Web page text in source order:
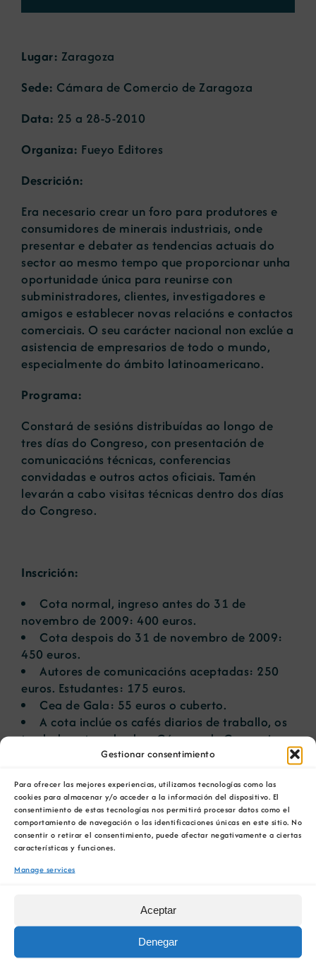
Gestionar consentimiento
Para ofrecer las mejores experiencias, utilizamos tecnologías como las
cookies para almacenar y/o acceder a la información del dispositivo. El
consentimiento de estas tecnologías nos permitirá procesar datos como el
comportamiento de navegación o las identificaciones únicas en este sitio. No
consentir o retirar el consentimiento, puede afectar negativamente a ciertas
características y funciones.
Manage services
Aceptar
Denegar
Portal de emprego
Lugar: Zaragoza
Sede: Cámara de Comercio de Zaragoza
Data: 25 a 28-5-2010
Organiza: Fueyo Editores
Descrición:
Era necesario crear un foro para produtores e
consumidores de minerais industriais, onde
presentar e debater as tendencias actuais do
sector ao mesmo tempo que proporcionar unha
oportunidade única para reunirse con
subministradores, clientes, investigadores e
amigos e establecer novas relacións e contactos
comerciais. O seu carácter nacional non exclúe a
asistencia de empresarios de todo o mundo,
especialmente do ámbito latinoamericano.
Programa:
Constará de sesións distribuídas ao longo de
tres días do Congreso, con presentación de
comunicacións técnicas, conferencias
convidadas e outros actos oficiais. Tamén
levarán a cabo visitas técnicas dentro dos días
do Congreso.
Inscrición:
Cota normal, ingreso antes do 31 de
novembro de 2009: 400 euros.
Cota despois do 31 de novembro de 2009:
450 euros.
Autores de comunicacións aceptadas: 250
euros. Estudantes: 175 euros.
Cea de Gala: 55 euros o cuberto.
A cota inclúe os cafés diarios de traballo, os
traslados ata e desde a Cámara de Comercio
de Zaragoza aos hoteis, o certificado de
O pago da inscrición ao congreso deberá
facerse mediante transferencia a nome de
Seven Studio, S. L. facendo referencia ao
Primeiro Congreso Nacional de Minerais
Industriais, Nº de conta: 2100 0997 63
ENGADIR AO CALENDARIO